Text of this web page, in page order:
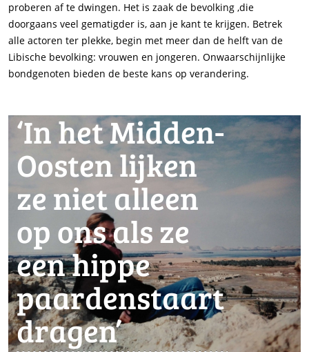
proberen af te dwingen. Het is zaak de bevolking ,die
doorgaans veel gematigder is, aan je kant te krijgen. Betrek
alle actoren ter plekke, begin met meer dan de helft van de
Libische bevolking: vrouwen en jongeren. Onwaarschijnlijke
bondgenoten bieden de beste kans op verandering.
‘In het Midden-
Oosten lijken
ze niet alleen
op ons als ze
een hippe
paardenstaart
dragen’